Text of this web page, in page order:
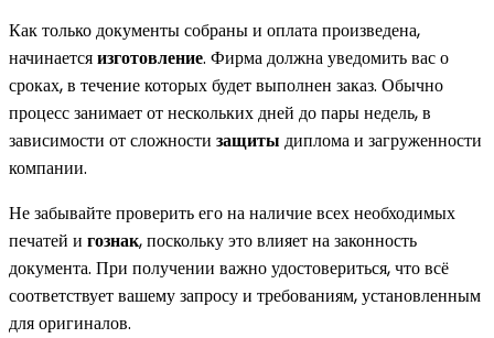
Как только документы собраны и оплата произведена,
начинаетсяизготовление. Фирма должна уведомить вас о
сроках, в течение которых будет выполнен заказ. Обычно
процесс занимает от нескольких дней до пары недель, в
зависимости от сложности защиты диплома и загруженности
компании.
Не забывайте проверить его на наличие всех необходимых
печатей и гознак, поскольку это влияет на законность
документа. При получении важно удостовериться, что всё
соответствует вашему запросу и требованиям, установленным
для оригиналов.